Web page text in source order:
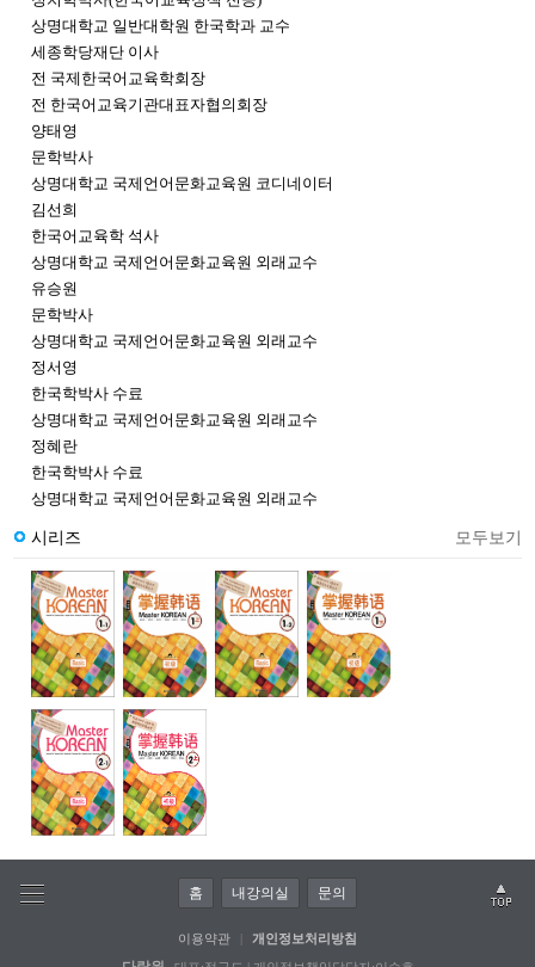
상명대학교 일반대학원 한국학과 교수
세종학당재단 이사
전 국제한국어교육학회장
전 한국어교육기관대표자협의회장
양태영
문학박사
상명대학교 국제언어문화교육원 코디네이터
김선희
한국어교육학 석사
상명대학교 국제언어문화교육원 외래교수
유승원
문학박사
상명대학교 국제언어문화교육원 외래교수
정서영
한국학박사 수료
상명대학교 국제언어문화교육원 외래교수
정혜란
한국학박사 수료
상명대학교 국제언어문화교육원 외래교수
시리즈 모두보기
홈 내강의실 문의
이용약관 개인정보처리방침